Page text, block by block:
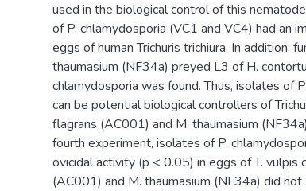
used in the biological control of this
of P. chlamydosporia (VC1 and VC4) had an
eggs of human Trichuris trichiura. In addition,
thaumasium (NF34a) preyed L3 of H.
chlamydosporia was found. Thus, isolates of
can be potential biological controllers of
flagrans (AC001) and M. thaumasium
fourth experiment, isolates of P.
ovicidal activity (p < 0.05) in eggs of T. vulpis
(AC001) and M. thaumasium (NF34a) did